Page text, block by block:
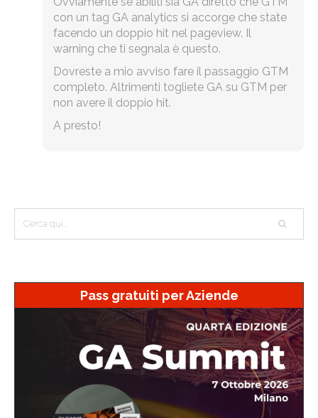
con un tag GA analytics si accorge che state
facendo un doppio hit nel pageview. Il
warning che ti segnala è questo.
Dovreste a mio avviso fare il passaggio GTM
completo. Altrimenti togliete GA su GTM per
non avere il doppio hit.
A presto!
Pass gratuiti per Aziende